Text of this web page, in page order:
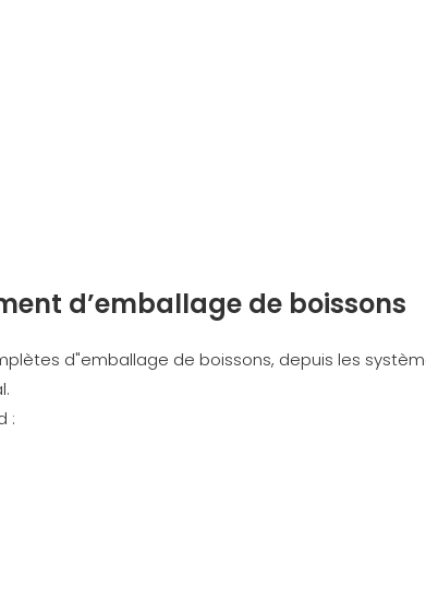
d’emballage de boissons
d"emballage de boissons, depuis les
: